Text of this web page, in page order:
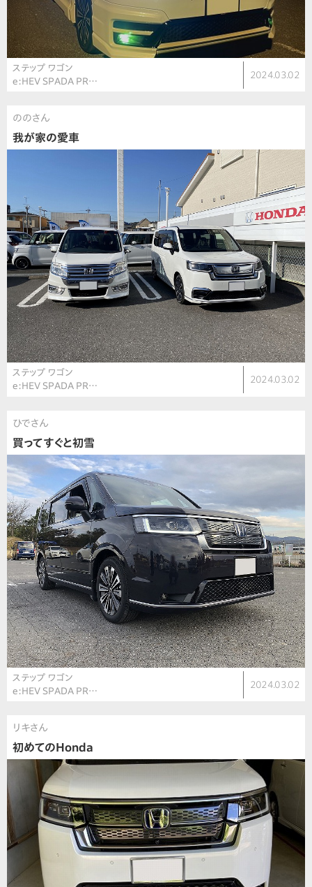
ステップ ワゴン
e:HEV SPADA PR…
2024.03.02
ののさん
我が家の愛車
ステップ ワゴン
e:HEV SPADA PR…
2024.03.02
ひでさん
買ってすぐと初雪
ステップ ワゴン
e:HEV SPADA PR…
2024.03.02
リキさん
初めてのHonda